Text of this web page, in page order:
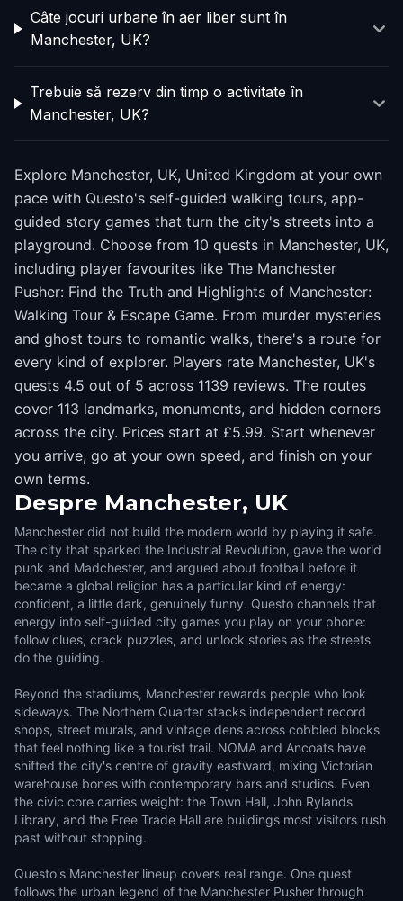
Câte jocuri urbane în aer liber sunt în
Manchester, UK?
Trebuie să rezerv din timp o activitate în
Manchester, UK?
Explore Manchester, UK, United Kingdom at your own
pace with Questo's self-guided walking tours, app-
guided story games that turn the city's streets into a
playground. Choose from 10 quests in Manchester, UK,
including player favourites like The Manchester
Pusher: Find the Truth and Highlights of Manchester:
Walking Tour & Escape Game. From murder mysteries
and ghost tours to romantic walks, there's a route for
every kind of explorer. Players rate Manchester, UK's
quests 4.5 out of 5 across 1139 reviews. The routes
cover 113 landmarks, monuments, and hidden corners
across the city. Prices start at £5.99. Start whenever
you arrive, go at your own speed, and finish on your
own terms.
Despre Manchester, UK
Manchester did not build the modern world by playing it safe.
The city that sparked the Industrial Revolution, gave the world
punk and Madchester, and argued about football before it
became a global religion has a particular kind of energy:
confident, a little dark, genuinely funny. Questo channels that
energy into self-guided city games you play on your phone:
follow clues, crack puzzles, and unlock stories as the streets
do the guiding.
Beyond the stadiums, Manchester rewards people who look
sideways. The Northern Quarter stacks independent record
shops, street murals, and vintage dens across cobbled blocks
that feel nothing like a tourist trail. NOMA and Ancoats have
shifted the city's centre of gravity eastward, mixing Victorian
warehouse bones with contemporary bars and studios. Even
the civic core carries weight: the Town Hall, John Rylands
Library, and the Free Trade Hall are buildings most visitors rush
past without stopping.
Questo's Manchester lineup covers real range. One quest
follows the urban legend of the Manchester Pusher through